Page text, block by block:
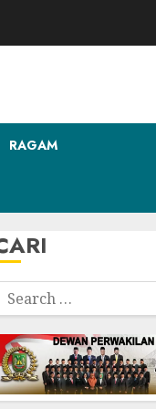
RAGAM
Search